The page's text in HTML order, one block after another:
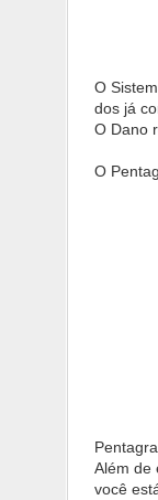
O
dos já
O Dano
O
Além de
você